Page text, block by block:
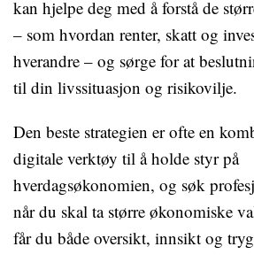
kan hjelpe deg med å forstå de
– som hvordan renter, skatt og
hverandre – og sørge for at
til din livssituasjon og risikovilje.
Den beste strategien er ofte en
digitale verktøy til å holde styr på
hverdagsøkonomien, og søk
når du skal ta større økonomiske
får du både oversikt, innsikt og